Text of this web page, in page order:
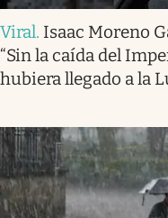
Viral. Isaac Moreno
“Sin la caída del
hubiera llegado a la